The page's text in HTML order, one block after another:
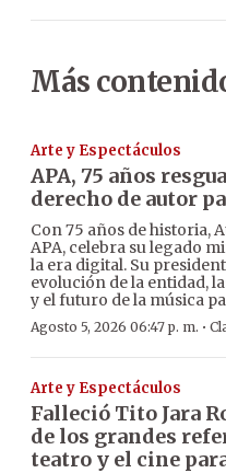
Más
Arte y Espectáculos
APA, 75 años
derecho de autor
Con 75 años de historia,
APA, celebra su legado
la era digital. Su
evolución de la entidad,
y el futuro de la música
Agosto 5, 2026 06:47 p. m. ·
Arte y Espectáculos
Falleció Tito Jara
de los grandes
teatro y el cine